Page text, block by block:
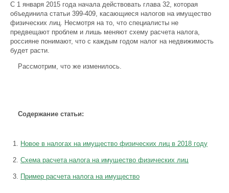
С 1 января 2015 года начала действовать глава 32, которая
объединила статьи 399-409, касающиеся налогов на имущество
физических лиц. Несмотря на то, что специалисты не
предвещают проблем и лишь меняют схему расчета налога,
россияне понимают, что с каждым годом налог на недвижимость
будет расти.
Рассмотрим, что же изменилось.
Содержание статьи:
Новое в налогах на имущество физических лиц в 2018 году
Схема расчета налога на имущество физических лиц
Пример расчета налога на имущество